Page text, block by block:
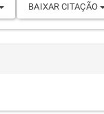
BAIXAR CITAÇÃO